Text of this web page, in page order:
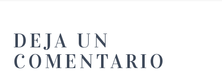
DEJA UN
COMENTARIO